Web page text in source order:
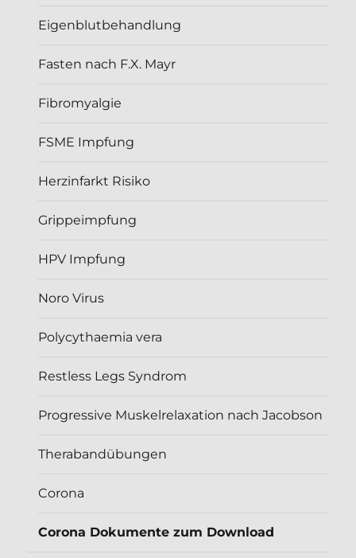
Eigenblutbehandlung
Fasten nach F.X. Mayr
Fibromyalgie
FSME Impfung
Herzinfarkt Risiko
Grippeimpfung
HPV Impfung
Noro Virus
Polycythaemia vera
Restless Legs Syndrom
Progressive Muskelrelaxation nach Jacobson
Therabandübungen
Corona
Corona Dokumente zum Download